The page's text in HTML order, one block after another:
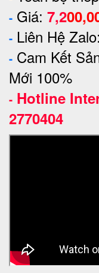
- Giá: 7,2
- Liên Hệ
- Cam Kết
Mới 100%
- Hotline
2770404